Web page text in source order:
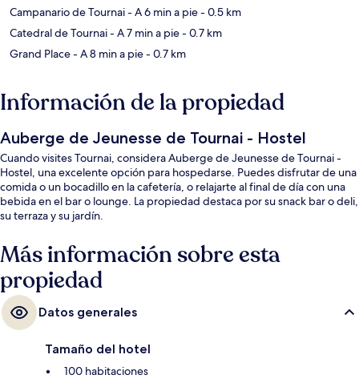
Campanario de Tournai- A 6 min a pie- 0.5 km
Catedral de Tournai- A 7 min a pie- 0.7 km
Grand Place- A 8 min a pie- 0.7 km
Información de la propiedad
Auberge de Jeunesse de Tournai - Hostel
Cuando visites Tournai, considera Auberge de Jeunesse de Tournai -
Hostel, una excelente opción para hospedarse. Puedes disfrutar de una
comida o un bocadillo en la cafetería, o relajarte al final de día con una
bebida en el bar o lounge. La propiedad destaca por su snack bar o deli,
su terraza y su jardín.
Más información sobre esta
propiedad
Datos generales
Tamaño del hotel
100 habitaciones